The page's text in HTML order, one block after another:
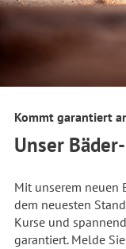
Kommt garantiert
Unser
Mit unserem neuen
dem neuesten
Kurse und
garantiert. Melde